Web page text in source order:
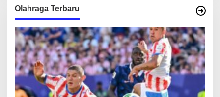
Olahraga Terbaru